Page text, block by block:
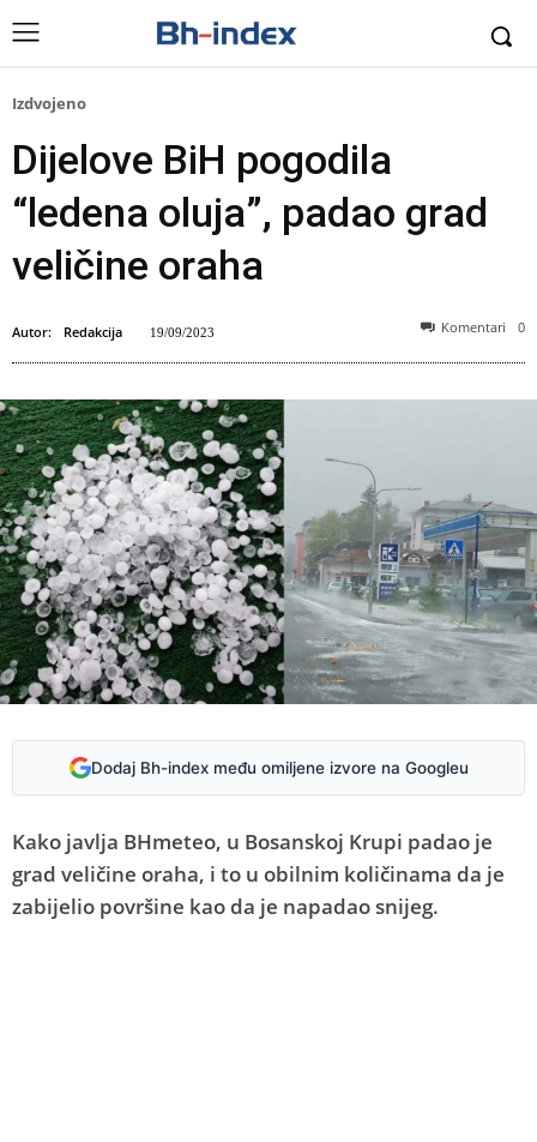
Izdvojeno
Dijelove BiH pogodila
“ledena oluja”, padao grad
veličine oraha
Autor: Redakcija 19/09/2023 Komentari 0
Dodaj Bh-index među omiljene izvore na Googleu
Kako javlja BHmeteo, u Bosanskoj Krupi padao je
grad veličine oraha, i to u obilnim količinama da je
zabijelio površine kao da je napadao snijeg.